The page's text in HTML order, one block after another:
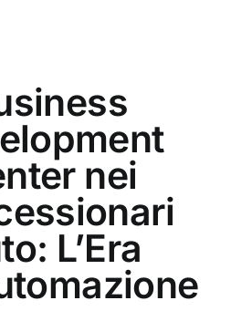
nei
L’Era